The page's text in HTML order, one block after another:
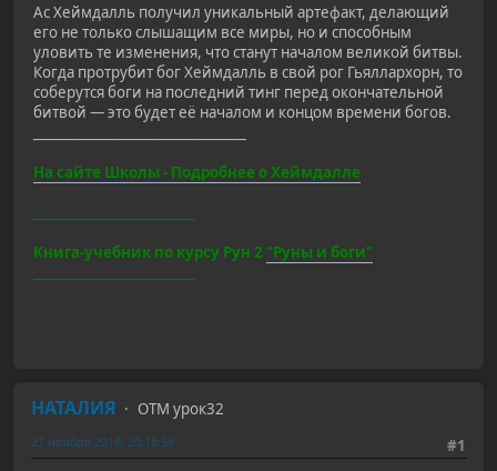
Ас Хеймдалль получил уникальный артефакт, делающий
его не только слышащим все миры, но и способным
уловить те изменения, что станут началом великой битвы.
Когда протрубит бог Хеймдалль в свой рог Гьяллархорн, то
соберутся боги на последний тинг перед окончательной
битвой — это будет её началом и концом времени богов.
На сайте Школы - Подробнее о Хеймдалле
Книга-учебник по курсу Рун 2 "Руны и боги"
НАТАЛИЯ
ОТМ урок32
#1
27 ноября 2018, 20:18:58